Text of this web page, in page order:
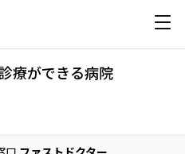
療ができる病院